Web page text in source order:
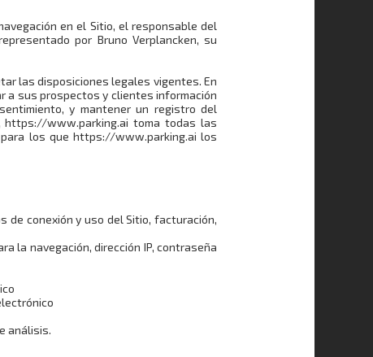
en el Sitio, el responsable del
por Bruno Verplancken, su
las disposiciones legales vigentes. En
a sus prospectos y clientes información
y mantener un registro del
https://www.parking.ai toma todas las
los que https://www.parking.ai los
de conexión y uso del Sitio, facturación,
la navegación, dirección IP, contraseña
análisis.